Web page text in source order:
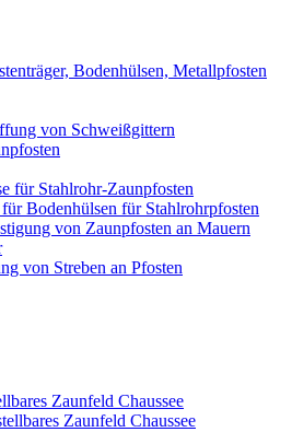
Bodenhülsen, Metallpfosten
von Schweißgittern
für Stahlrohr-Zaunpfosten
Bodenhülsen für Stahlrohrpfosten
von Zaunpfosten an Mauern
von Streben an Pfosten
Zaunfeld Chaussee
Zaunfeld Chaussee